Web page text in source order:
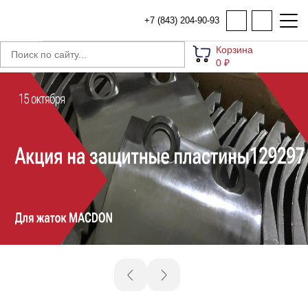
+7 (843) 204-90-93
Корзина
0 ₽